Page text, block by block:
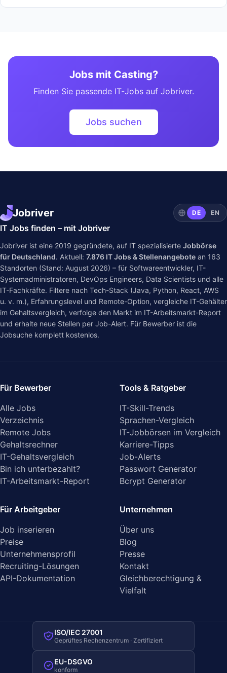
Jobs mit Casting?
Finden Sie passende IT-Jobs auf Jobriver.
Jobs suchen
Jobriver DE EN
IT Jobs finden – mit Jobriver
Jobriver ist eine 2019 gegründete, auf IT spezialisierte Jobbörse
für Deutschland. Aktuell: 7.876 IT Jobs & Stellenangebote an 163
Standorten (Stand: August 2026) – für Softwareentwickler, IT-
Systemadministratoren, DevOps Engineers, Data Scientists und alle
IT-Fachkräfte. Filtere nach Tech-Stack (Java, Python, React, AWS
u. v. m.), Erfahrungslevel und Remote-Option, vergleiche IT-Gehälter
im Gehaltsvergleich, verfolge den Markt im IT-Arbeitsmarkt-Report
und erhalte neue Stellen per Job-Alert. Für Bewerber ist die
Jobsuche komplett kostenlos.
Für Bewerber
Alle Jobs
Verzeichnis
Remote Jobs
Gehaltsrechner
IT-Gehaltsvergleich
Bin ich unterbezahlt?
IT-Arbeitsmarkt-Report
Tools & Ratgeber
IT-Skill-Trends
Sprachen-Vergleich
IT-Jobbörsen im Vergleich
Karriere-Tipps
Job-Alerts
Passwort Generator
Bcrypt Generator
Für Arbeitgeber
Job inserieren
Preise
Unternehmensprofil
Recruiting-Lösungen
API-Dokumentation
Unternehmen
Über uns
Blog
Presse
Kontakt
Gleichberechtigung &
Vielfalt
ISO/IEC 27001
Geprüftes Rechenzentrum · Zertifiziert
EU-DSGVO
konform